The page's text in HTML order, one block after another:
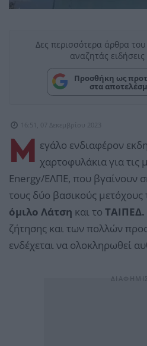
Δες περισσότερα άρθρα
αναζητάς
Προσθήκη ως
στα
16:51, 07 Δεκεμβρίου 2023
Μ
εγάλο ενδιαφέρον
χαρτοφυλάκια για τις
Energy/ΕΛΠΕ, που βγαίνουν
τους δύο βασικούς μετόχους
όμιλο Λάτση και το ΤΑΙΠΕΔ.
ζήτησης και των πολλών
ενδέχεται να ολοκληρωθεί